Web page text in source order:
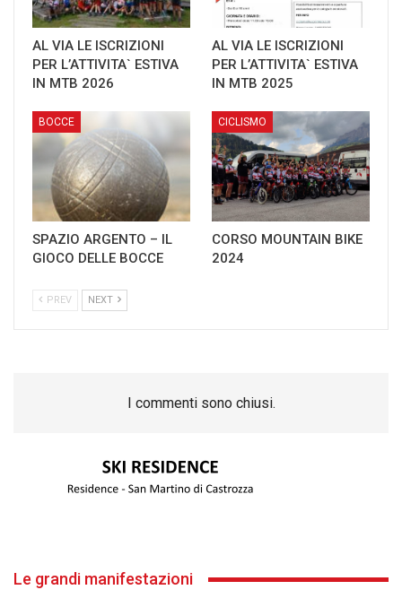
AL VIA LE ISCRIZIONI
PER L’ATTIVITA` ESTIVA
IN MTB 2026
AL VIA LE ISCRIZIONI
PER L’ATTIVITA` ESTIVA
IN MTB 2025
BOCCE
SPAZIO ARGENTO – IL
GIOCO DELLE BOCCE
CICLISMO
CORSO MOUNTAIN BIKE
2024
PREV NEXT
I commenti sono chiusi.
Le grandi manifestazioni